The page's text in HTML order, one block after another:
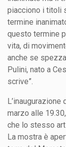
piacciono i titoli
termine
questo termine
vita, di
anche se
Pulini, nato a
scrive”.
marzo alle
che lo stesso
La mostra è